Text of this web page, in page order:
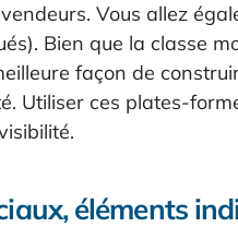
Vous allez
Bien que la classe
façon de
Utiliser ces plates-
éléments